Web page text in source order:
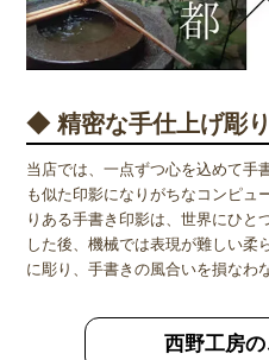
◆ 精密な手仕上げ彫り
当店では、一点ずつ心を込めて手
も似た印影になりがちなコンピュ
りある手書き印影は、世界にひと
した後、機械では表現が難しい柔
に彫り、手書きの風合いを損なわ
西野工房